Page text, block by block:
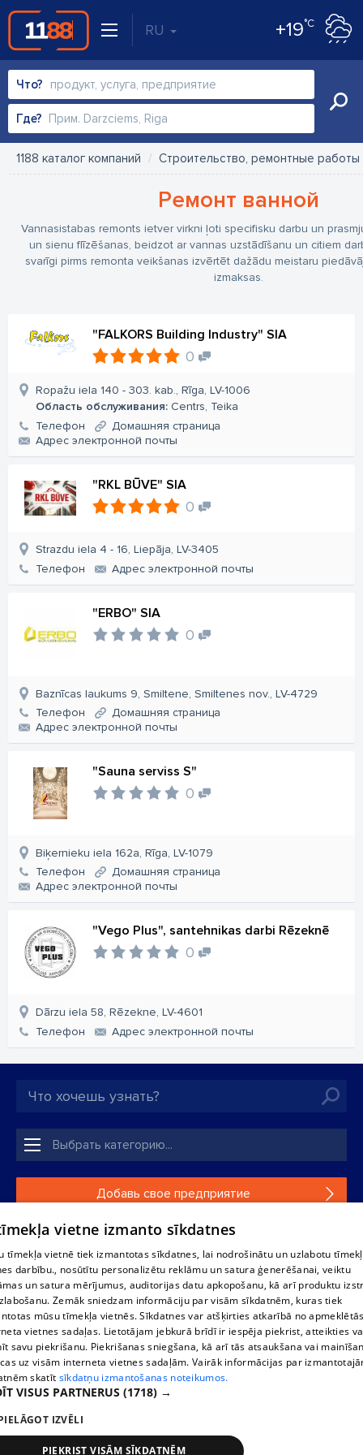
RU +19°C
Что?
Где?
1188 каталог компаний Строительство, ремонтные работы
Ремонт ванной
Vannasistabas remonts ietver virkni ļoti specifisku darbu un
un sienu flīzēšanas, beidzot ar vannas uzstādīšanu un citiem
svarīgi pirms remonta veikšanas izvērtēt dažādu meistaru
izmaksas.
"FALKORS Building Industry" SIA
0
Ropažu iela 140 - 303. kab., Rīga, LV-1006
Область обслуживания: Centrs, Teika
Телефон
Домашняя страница
Aдрес электронной почты
"RKL BŪVE" SIA
0
Strazdu iela 4 - 16, Liepāja, LV-3405
Телефон
Aдрес электронной почты
"ERBO" SIA
0
Baznīcas laukums 9, Smiltene, Smiltenes nov., LV-4729
Телефон
Домашняя страница
Aдрес электронной почты
"Sauna serviss S"
0
Biķernieku iela 162a, Rīga, LV-1079
Телефон
Домашняя страница
Aдрес электронной почты
"Vego Plus", santehnikas darbi Rēzeknē
0
Dārzu iela 58, Rēzekne, LV-4601
Телефон
Aдрес электронной почты
Добавь свое предприятие
Если твоего предприятия нет в нашей базе данных,
Полное или частичное распространение или копирование
информации из баз данных 1188 в любой форме строго
запрещено. Также запрещается автоматическое
скачивание информации. Перепубликация любого
материала, опубликованного на сайте 1188 , возможна
только с согласия редакции сайта 1188.
Служба помощи портала: э-почта -
РазработаноSIA Helio Media2004-2026
vietne izmanto sīkdatnes
tīmekļa vietnē tiek izmantotas sīkdatnes, lai nodrošinātu un uzlabotu
darbību., nosūtītu personalizētu reklāmu un satura ģenerēšanai, veiktu
un satura mērījumus, auditorijas datu apkopošanu, kā arī produktu
Zemāk sniedzam informāciju par visām sīkdatnēm, kuras tiek
mūsu tīmekļa vietnēs. Sīkdatnes var atšķirties atkarībā no
vietnes sadaļas. Lietotājam jebkurā brīdī ir iespēja piekrist, atteikties
savu piekrišanu. Piekrišanas sniegšana, kā arī tās atsaukšana vai
uz visām interneta vietnes sadaļām. Vairāk informācijas par
skatīt sīkdatņu izmantošanas noteikumos.
VISUS PARTNERUS (1718) →
IZVĒLI
PIEKRIST VISĀM SĪKDATNĒM